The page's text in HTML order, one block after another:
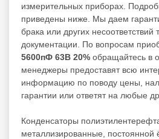
измерительных приборах.
приведены ниже. Мы даем
брака или других несоответствий
документации. По вопросам
5600пФ 63В 20% обращайтесь в
менеджеры предоставят всю
информацию по поводу цены,
гарантии или ответят на любые
Конденсаторы
металлизированные, постоянной